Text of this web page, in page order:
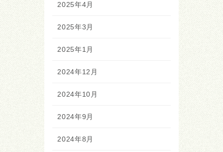
2025年4月
2025年3月
2025年1月
2024年12月
2024年10月
2024年9月
2024年8月